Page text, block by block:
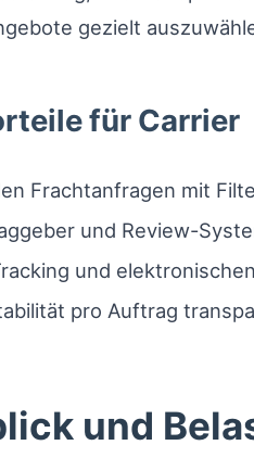
gezielt
für Carrier
Frachtanfragen mit
und Review-
und
pro Auftrag
und